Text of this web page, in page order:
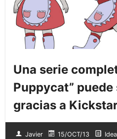
Una serie
Puppycat”
gracias a
Javier 15/OCT/13